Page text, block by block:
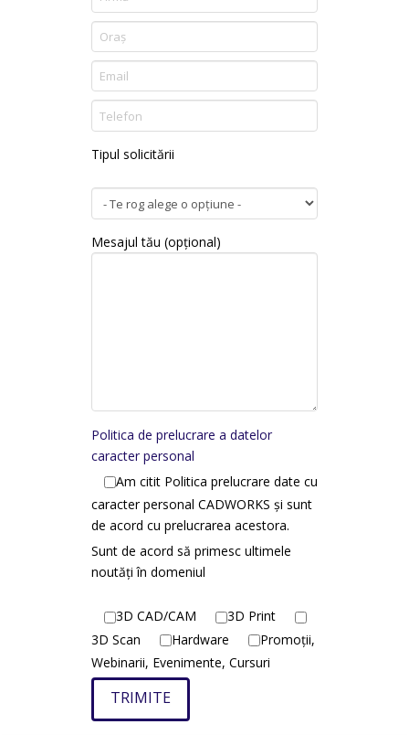
Tipul solicitării
Mesajul tău (opțional)
Politica de prelucrare a datelor
caracter personal
Am citit Politica prelucrare date cu
caracter personal CADWORKS și sunt
de acord cu prelucrarea acestora.
Sunt de acord să primesc ultimele
noutăți în domeniul
3D CAD/CAM
3D Print
3D Scan
Hardware
Promoții,
Webinarii, Evenimente, Cursuri